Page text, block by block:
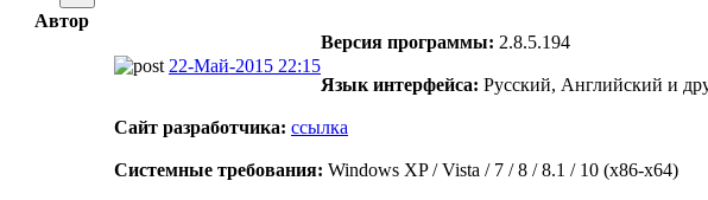
Автор
22-Май-2015 22:15
Версия программы: 2.8.5.194
Язык интерфейса: Русский, Английский и
Сайт разработчика: ссылка
Системные требования: Windows XP / Vista / 7 / 8 / 8.1 / 10 (x86-x64)